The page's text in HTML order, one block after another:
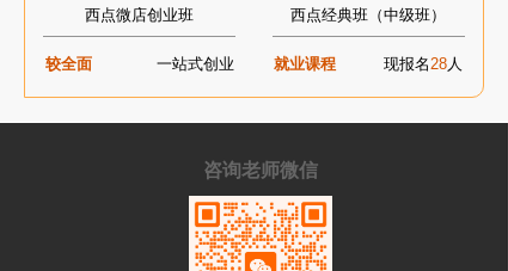
西点微店创业班
较全面 一站式创业
西点经典班（中级班）
就业课程 现报名28人
咨询老师微信